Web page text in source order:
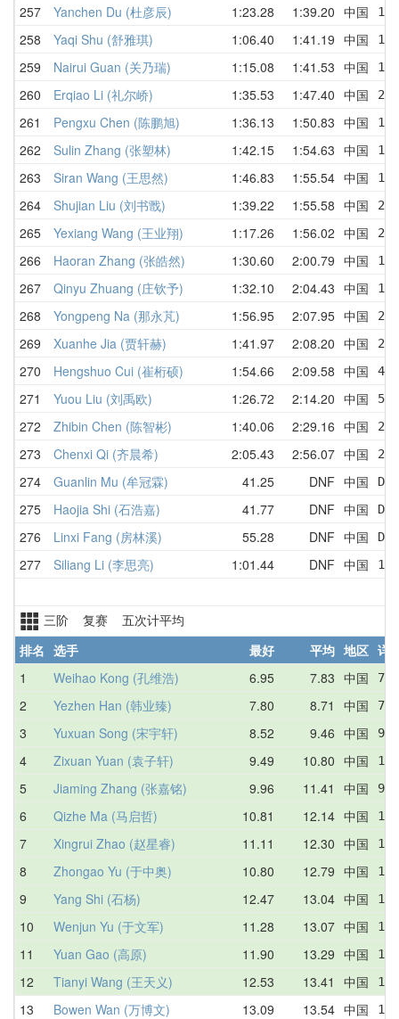
257 Yanchen Du (杜彦辰) 1:23.28 1:39.20 中国
258 Yaqi Shu (舒雅琪) 1:06.40 1:41.19 中国
259 Nairui Guan (关乃瑞) 1:15.08 1:41.53 中国
260 Erqiao Li (礼尔峤) 1:35.53 1:47.40 中国
261 Pengxu Chen (陈鹏旭) 1:36.13 1:50.83 中国
262 Sulin Zhang (张塑林) 1:42.15 1:54.63 中国
263 Siran Wang (王思然) 1:46.83 1:55.54 中国
264 Shujian Liu (刘书戬) 1:39.22 1:55.58 中国
265 Yexiang Wang (王业翔) 1:17.26 1:56.02 中国
266 Haoran Zhang (张皓然) 1:30.60 2:00.79 中国
267 Qinyu Zhuang (庄钦予) 1:32.10 2:04.43 中国
268 Yongpeng Na (那永芃) 1:56.95 2:07.95 中国
269 Xuanhe Jia (贾轩赫) 1:41.97 2:08.20 中国
270 Hengshuo Cui (崔桁硕) 1:54.66 2:09.58 中国
271 Yuou Liu (刘禹欧) 1:26.72 2:14.20 中国
272 Zhibin Chen (陈智彬) 1:40.06 2:29.16 中国
273 Chenxi Qi (齐晨希) 2:05.43 2:56.07 中国
274 Guanlin Mu (牟冠霖) 41.25 DNF 中国
275 Haojia Shi (石浩嘉) 41.77 DNF 中国
276 Linxi Fang (房林溪) 55.28 DNF 中国
277 Siliang Li (李思亮) 1:01.44 DNF 中国
三阶 复赛 五次计平均
排名 选手 最好 平均 地区 详
1
Weihao Kong (孔维浩) 6.95 7.83 中国
2 Yezhen Han (韩业臻) 7.80 8.71 中国
3 Yuxuan Song (宋宇轩) 8.52 9.46 中国
4 Zixuan Yuan (袁子轩) 9.49 10.80 中国
5 Jiaming Zhang (张嘉铭) 9.96 11.41 中国
6 Qizhe Ma (马启哲) 10.81 12.14 中国
7 Xingrui Zhao (赵星睿) 11.11 12.30 中国
8 Zhongao Yu (于中奥) 10.80 12.79 中国
9 Yang Shi (石杨) 12.47 13.04 中国
10 Wenjun Yu (于文军) 11.28 13.07 中国
11 Yuan Gao (高原) 11.90 13.29 中国
12 Tianyi Wang (王天义) 12.53 13.41 中国
13 Bowen Wan (万博文) 13.09 13.54 中国